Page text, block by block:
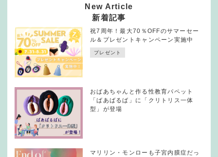
New Article
新着記事
祝7周年！最大70％OFFのサマーセー
ル＆プレゼントキャンペーン実施中
プレゼント
おばあちゃんと作る性教育パペット
「ばあばるば」に「クリトリス一体
型」が登場
マリリン・モンローも子宮内膜症だっ